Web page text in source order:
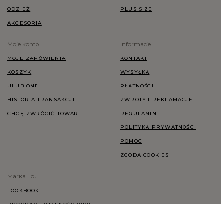
ODZIEŻ
AKCESORIA
PLUS SIZE
Moje konto
MOJE ZAMÓWIENIA
KOSZYK
ULUBIONE
HISTORIA TRANSAKCJI
CHCĘ ZWRÓCIĆ TOWAR
Informacje
KONTAKT
WYSYŁKA
PŁATNOŚCI
ZWROTY I REKLAMACJE
REGULAMIN
POLITYKA PRYWATNOŚCI
POMOC
ZGODA COOKIES
Marka Lou
LOOKBOOK